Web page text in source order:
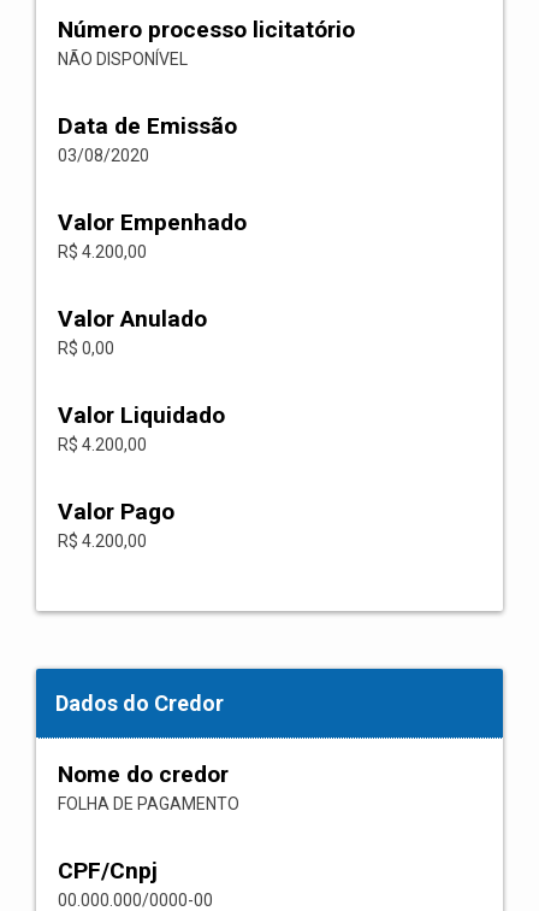
Número processo licitatório
NÃO DISPONÍVEL
Data de Emissão
03/08/2020
Valor Empenhado
R$ 4.200,00
Valor Anulado
R$ 0,00
Valor Liquidado
R$ 4.200,00
Valor Pago
R$ 4.200,00
Dados do Credor
Nome do credor
FOLHA DE PAGAMENTO
CPF/Cnpj
00.000.000/0000-00